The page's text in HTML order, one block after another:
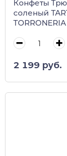
Конфеты
соленый
2 199 руб.